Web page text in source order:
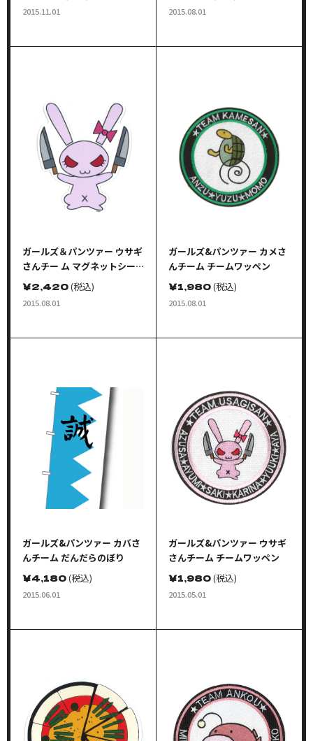
2015.11.01 2015.08.01
ガールズ＆パンツァー ウサギ
さんチー ム マグネットシー
ト
￥2,420(税込)
2015.08.01
ガールズ&パンツァー カメさ
んチーム チームワッペン
￥1,980(税込)
2015.08.01
ガールズ&パンツァー カバさ
んチーム だんだらのぼり
￥4,180(税込)
2015.06.01
ガールズ&パンツァー ウサギ
さんチーム チームワッペン
￥1,980(税込)
2015.05.01